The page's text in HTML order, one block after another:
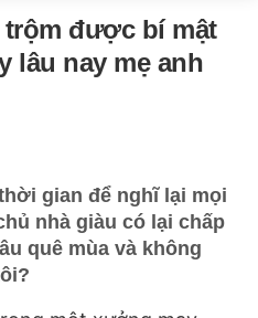
được bí mật
lâu nay mẹ anh
gian để nghĩ lại mọi
nhà giàu có lại chấp
quê mùa và không